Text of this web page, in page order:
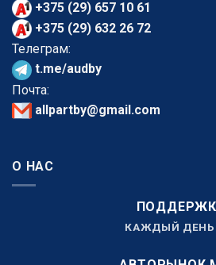
+375 (29) 657 10 61
+375 (29) 632 26 72
Телеграм:
t.me/audby
Почта:
allpartby@gmail.com
О НАС
КАЖДЫЙ ДЕНЬ